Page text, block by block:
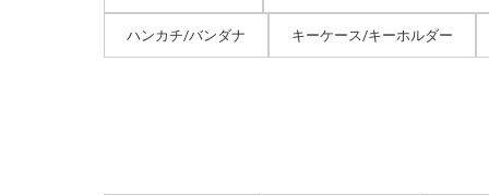
ハンカチ/バンダナ キーケース/キーホルダー